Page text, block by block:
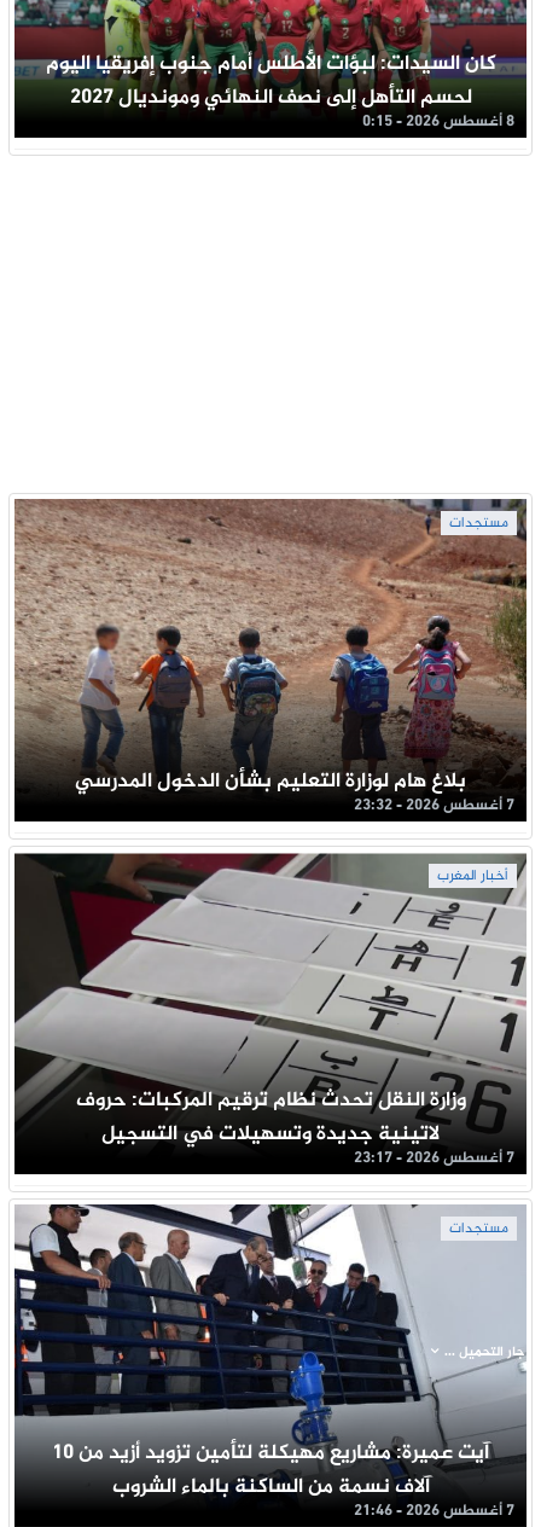
كان السيدات: لبؤات الأطلس أمام جنوب إفريقيا اليوم
لحسم التأهل إلى نصف النهائي ومونديال 2027
8 أغسطس 2026 - 0:15
مستجدات
بلاغ هام لوزارة التعليم بشأن الدخول المدرسي
7 أغسطس 2026 - 23:32
أخبار المغرب
وزارة النقل تحدث نظام ترقيم المركبات: حروف
لاتينية جديدة وتسهيلات في التسجيل
7 أغسطس 2026 - 23:17
مستجدات
آيت عميرة: مشاريع مهيكلة لتأمين تزويد أزيد من 10
آلاف نسمة من الساكنة بالماء الشروب
7 أغسطس 2026 - 21:46
جار التحميل ...